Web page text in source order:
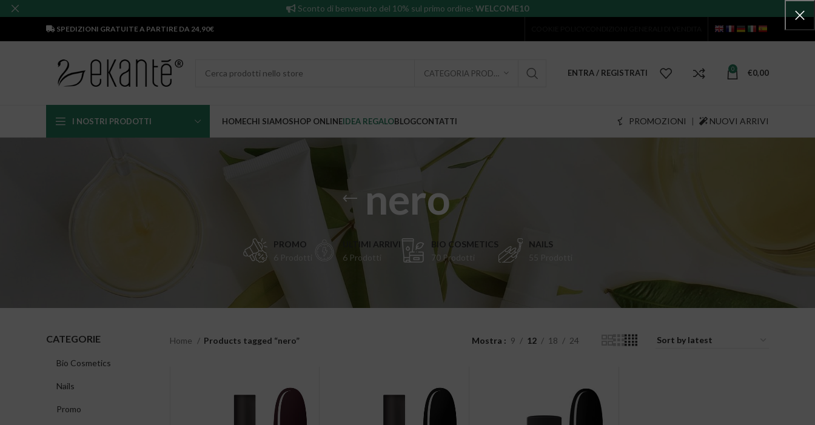
SPEDIZIONI GRATUITE A PARTIRE DA 24,90€
CATEGORIA PRODOTTO ENTRA / REGISTRATI 0 €0,00
I NOSTRI PRODOTTI HOMECHI SIAMOSHOP ONLINEIDEA REGALOBLOGCONTATTI PROMOZIONI | NUOVI ARRIVI
nero
PROMO
ULTIMI ARRIVI
6 Prodotti
BIO COSMETICS
70 Prodotti
NAILS
CATEGORIE
Bio Cosmetics
Nails
Promo
Home Products tagged “nero” Mostra 9 12 18 24
Sconto di benvenuto del 10% sul primo ordine: WELCOME10